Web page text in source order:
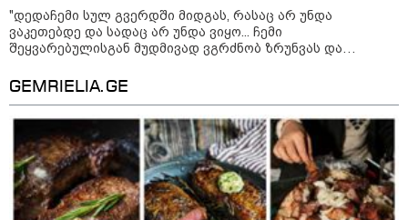
ფერმერი თუ ვარ" - როგორ
ცხოვრობს ახალგაზრდა ქალი,
რომელიც ქალაქიდან სოფლად
გადავიდა და ფერმერი გახდა
ფანატიკურად ვარ შეყვარებული
საქართველოზე" - გაიცანით
მარტინ გუიმჯიანი, ქართულ
ენასა და საქართველოზე
შეყვარებული სომეხი ბიჭი
"დედაჩემი სულ გვერდში მიდგას, რასაც არ უნდა
ვაკეთებდე და სადაც არ უნდა ვიყო... ჩემი
შეყვარებულისგან მუდმივად ვგრძნობ ზრუნვას და
პირად თემებზე
GEMRIELIA.GE